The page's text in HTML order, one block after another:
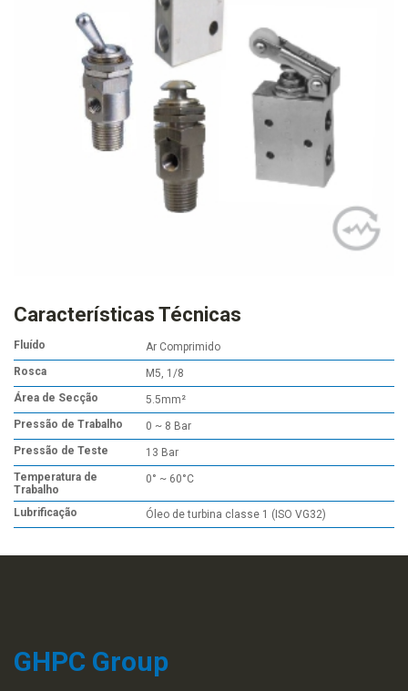
Características Técnicas
Fluído
Ar Comprimido
Rosca
M5, 1/8
Área de Secção
5.5mm²
Pressão de Trabalho
0 ~ 8 Bar
Pressão de Teste
13 Bar
Temperatura de
Trabalho
0° ~ 60°C
Lubrificação Óleo de turbina classe 1 (ISO VG32)
GHPC Group